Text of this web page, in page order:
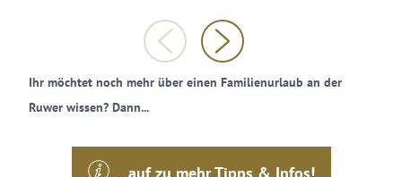
Ihr möchtet noch mehr über einen Familienurlaub an der
Ruwer wissen? Dann...
...auf zu mehr Tipps & Infos!